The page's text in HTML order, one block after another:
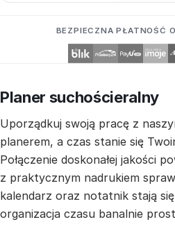
BEZPIECZNA PŁATNOŚĆ
Planer suchościeralny
Uporządkuj swoją pracę z
planerem, a czas stanie się
Połączenie doskonałej jakości
z praktycznym nadrukiem
kalendarz oraz notatnik stają się
organizacja czasu banalnie